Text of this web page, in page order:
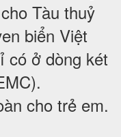
Tàu thuỷ
biển Việt
có ở dòng két
cho trẻ em.